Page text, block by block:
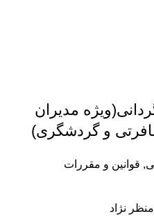
مدیران
و گردشگری)
, قوانین و مقررات
نژاد